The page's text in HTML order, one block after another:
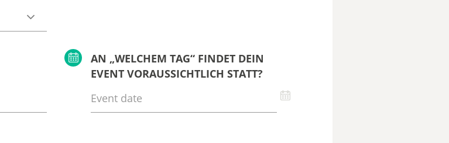
AN „WELCHEM TAG“ FINDET DEIN
EVENT VORAUSSICHTLICH STATT?